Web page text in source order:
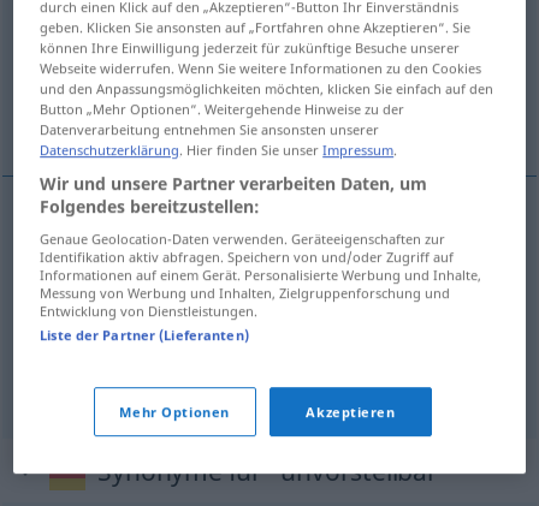
niewyobrażalny, niedający się wyobrazić,
niesamowicie
koszmarnie
niewyobrażalny, niedającysię wyobrazić
unvorstellbar
niesamowicie, koszmarnie
Synonyme für "unvorstellbar"
durch einen Klick auf den „Akzeptieren“-Button Ihr Einverständnis
geben. Klicken Sie ansonsten auf „Fortfahren ohne Akzeptieren“. Sie
können Ihre Einwilligung jederzeit für zukünftige Besuche unserer
Webseite widerrufen. Wenn Sie weitere Informationen zu den Cookies
und den Anpassungsmöglichkeiten möchten, klicken Sie einfach auf den
Button „Mehr Optionen“. Weitergehende Hinweise zu der
Datenverarbeitung entnehmen Sie ansonsten unserer
Datenschutzerklärung. Hier finden Sie unserImpressum.
Wir und unsere Partner verarbeiten Daten, um
Folgendes bereitzustellen:
Genaue Geolocation-Daten verwenden. Geräteeigenschaften zur
Identifikation aktiv abfragen. Speichern von und/oder Zugriff auf
Informationen auf einem Gerät. Personalisierte Werbung und Inhalte,
Messung von Werbung und Inhalten, Zielgruppenforschung und
Entwicklung von Dienstleistungen.
Liste der Partner (Lieferanten)
Mehr Optionen Akzeptieren